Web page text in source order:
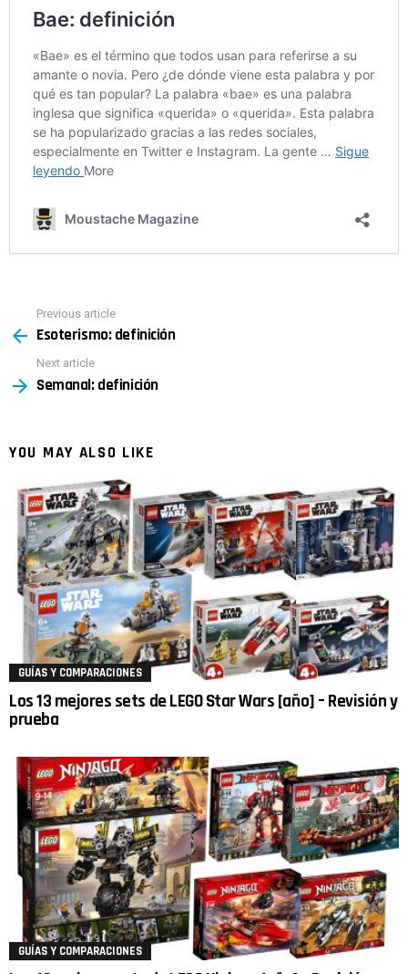
more
Previous article
Esoterismo: definición
Next article
Semanal: definición
YOU MAY ALSO LIKE
GUÍAS Y COMPARACIONES
Los 13 mejores sets de LEGO Star Wars [año] – Revisión y
prueba
GUÍAS Y COMPARACIONES